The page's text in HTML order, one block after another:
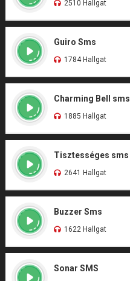
2510 Hallgat
Guiro Sms
1784 Hallgat
Charming Bell sms
1885 Hallgat
Tisztességes sms
2641 Hallgat
Buzzer Sms
1622 Hallgat
Sonar SMS